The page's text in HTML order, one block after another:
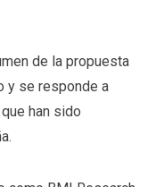
de la propuesta
y se responde a
han sido